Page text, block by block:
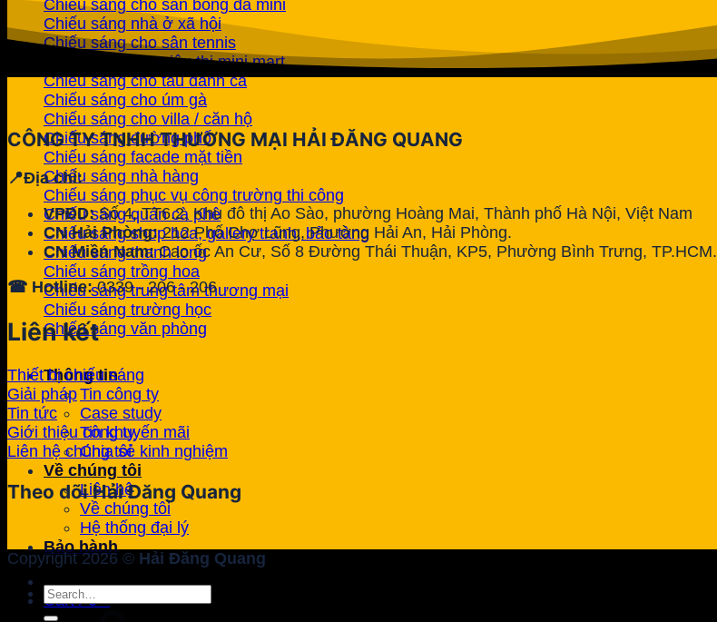
Chiếu sáng cho sân bóng đá mini
Chiếu sáng nhà ở xã hội
Chiếu sáng cho sân tennis
Chiếu sáng cho siêu thị mini mart
Chiếu sáng cho tàu đánh cá
Chiếu sáng cho úm gà
Chiếu sáng cho villa / căn hộ
Chiếu sáng đường phố
Chiếu sáng facade mặt tiền
Chiếu sáng nhà hàng
Chiếu sáng phục vụ công trường thi công
Chiếu sáng quán cà phê
Chiếu sáng shop hoa, gallery tranh, bảo tàng
Chiếu sáng thanh long
Chiếu sáng trồng hoa
Chiếu sáng trung tâm thương mại
Chiếu sáng trường học
Chiếu sáng văn phòng
Thông tin
Tin công ty
Case study
Tin khuyến mãi
Chia sẻ kinh nghiệm
Về chúng tôi
Liên hệ
Về chúng tôi
Hệ thống đại lý
Bảo hành
Cart /0₫
CÔNG TY TNHH THƯƠNG MẠI HẢI ĐĂNG QUANG
📍Địa chỉ:
VPĐD:Số 4, TT6.2, Khu đô thị Ao Sào, phường Hoàng Mai, Thành phố Hà Nội, Việt Nam
CN Hải Phòng:212 Phố Chợ Lũng, Phường Hải An, Hải Phòng.
CN Miền Nam:Cao ốc An Cư, Số 8 Đường Thái Thuận, KP5, Phường Bình Trưng, TP.HCM.
☎ Hotline:0339 - 206 - 206
Liên kết
Thiết bị chiếu sáng
Giải pháp
Tin tức
Giới thiệu công ty
Liên hệ chúng tôi
Theo dõi Hải Đăng Quang
Copyright 2026 © Hải Đăng Quang
Search
for: